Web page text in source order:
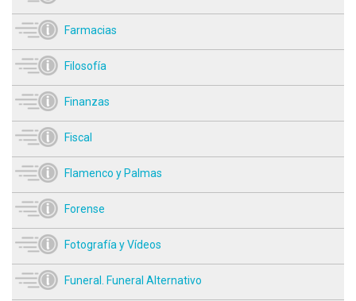
Farmacias
Filosofía
Finanzas
Fiscal
Flamenco y Palmas
Forense
Fotografía y Vídeos
Funeral. Funeral Alternativo